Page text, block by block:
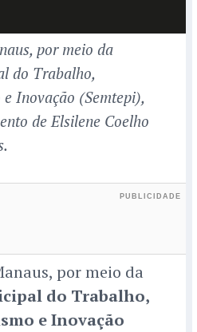
por meio da
do Trabalho,
Inovação (Semtepi),
de Elsilene Coelho
por meio da
do Trabalho,
e Inovação